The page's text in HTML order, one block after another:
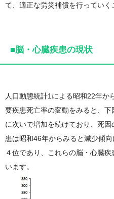
て、適正な労災補償を行っていく
■脳・心臓疾患の現状
人口動態統計1による昭和22年か
要疾患死亡率の変動をみると、
に次いで増加を続けており、死
患は昭和46年からみると減少傾
４位であり、これらの脳・心臓
います。